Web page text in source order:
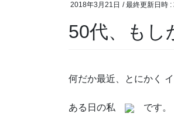
2018年3月21日 / 最終更新日時 :
50代、もし
何だか最近、とにかく
ある日の私 です。